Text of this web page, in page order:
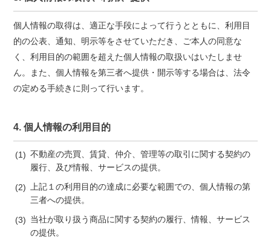
個人情報の取得は、適正な手段によって行うとともに、利用目
的の公表、通知、明示等をさせていただき、ご本人の同意な
く、利用目的の範囲を超えた個人情報の取扱いはいたしませ
ん。また、個人情報を第三者へ提供・開示等する場合は、法令
の定める手続きに則って行います。
4. 個人情報の利用目的
不動産の売買、賃貸、仲介、管理等の取引に関する契約の
履行、及び情報、サービスの提供。
上記１の利用目的の達成に必要な範囲での、個人情報の第
三者への提供。
当社が取り扱う商品に関する契約の履行、情報、サービス
の提供。